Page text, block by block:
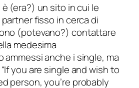
(era?) un sito in cui le
fisso in cerca di
(potevano?) contattare
medesima
ammessi anche i single, ma
you are single and wish to
person, you’re probably